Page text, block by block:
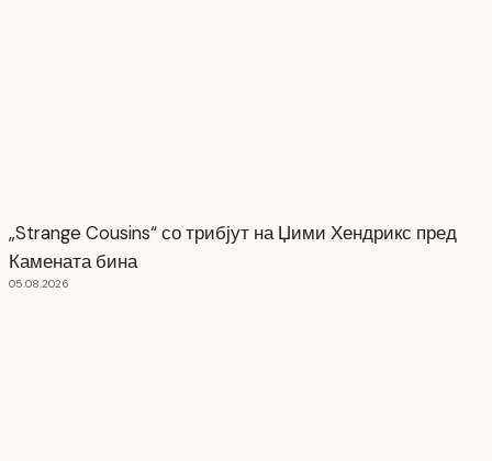
„Strange Cousins“ со трибјут на Џими Хендрикс пред
Камената бина
05.08.2026